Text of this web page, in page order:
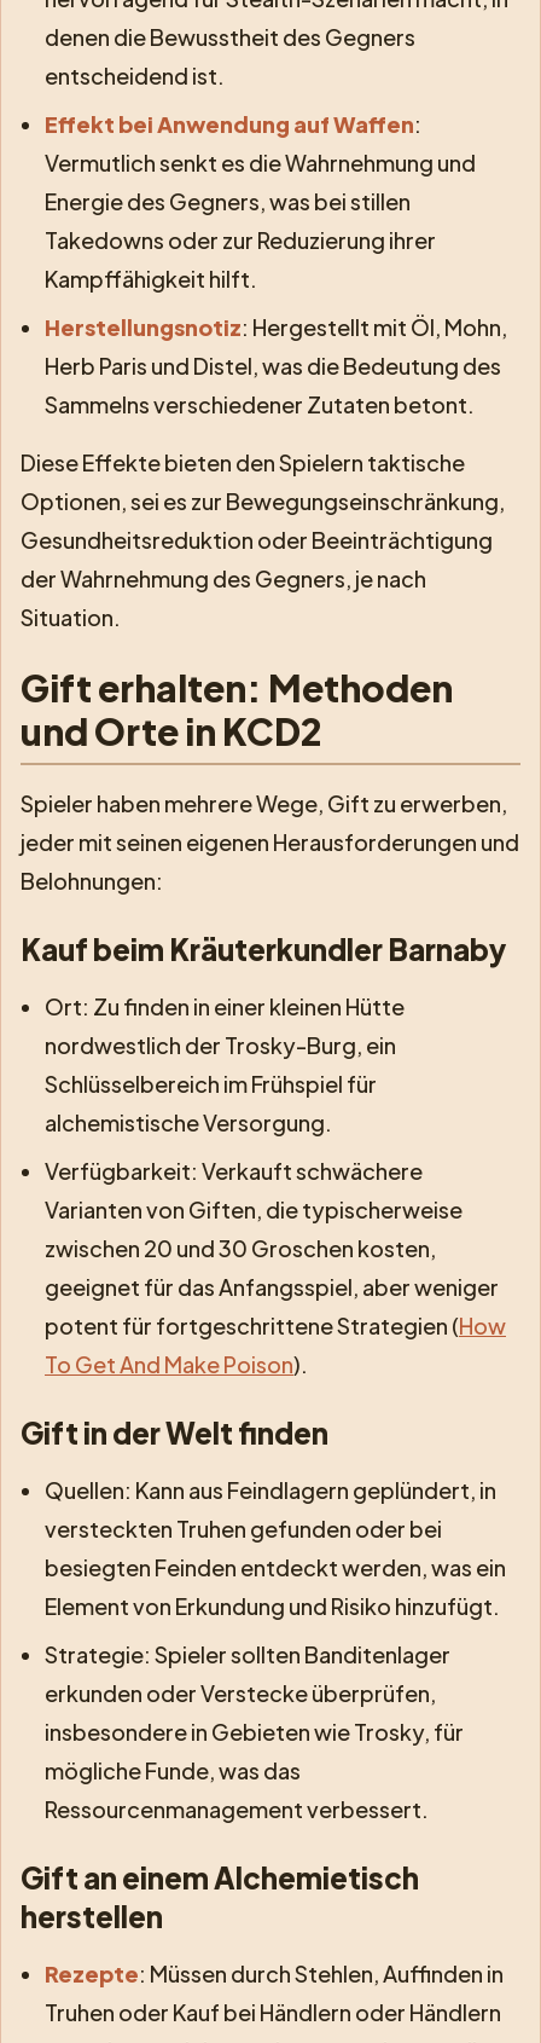
denen die Bewusstheit des Gegners
entscheidend ist.
Effekt bei Anwendung auf Waffen:
Vermutlich senkt es die Wahrnehmung und
Energie des Gegners, was bei stillen
Takedowns oder zur Reduzierung ihrer
Kampffähigkeit hilft.
Herstellungsnotiz: Hergestellt mit Öl, Mohn,
Herb Paris und Distel, was die Bedeutung des
Sammelns verschiedener Zutaten betont.
Diese Effekte bieten den Spielern taktische
Optionen, sei es zur Bewegungseinschränkung,
Gesundheitsreduktion oder Beeinträchtigung
der Wahrnehmung des Gegners, je nach
Situation.
Gift erhalten: Methoden
und Orte in KCD2
Spieler haben mehrere Wege, Gift zu erwerben,
jeder mit seinen eigenen Herausforderungen und
Belohnungen:
Kauf beim Kräuterkundler Barnaby
Ort: Zu finden in einer kleinen Hütte
nordwestlich der Trosky-Burg, ein
Schlüsselbereich im Frühspiel für
alchemistische Versorgung.
Verfügbarkeit: Verkauft schwächere
Varianten von Giften, die typischerweise
zwischen 20 und 30 Groschen kosten,
geeignet für das Anfangsspiel, aber weniger
potent für fortgeschrittene Strategien (How
To Get And Make Poison).
Gift in der Welt finden
Quellen: Kann aus Feindlagern geplündert, in
versteckten Truhen gefunden oder bei
besiegten Feinden entdeckt werden, was ein
Element von Erkundung und Risiko hinzufügt.
Strategie: Spieler sollten Banditenlager
erkunden oder Verstecke überprüfen,
insbesondere in Gebieten wie Trosky, für
mögliche Funde, was das
Ressourcenmanagement verbessert.
Gift an einem Alchemietisch
herstellen
Rezepte: Müssen durch Stehlen, Auffinden in
Truhen oder Kauf bei Händlern oder Händlern